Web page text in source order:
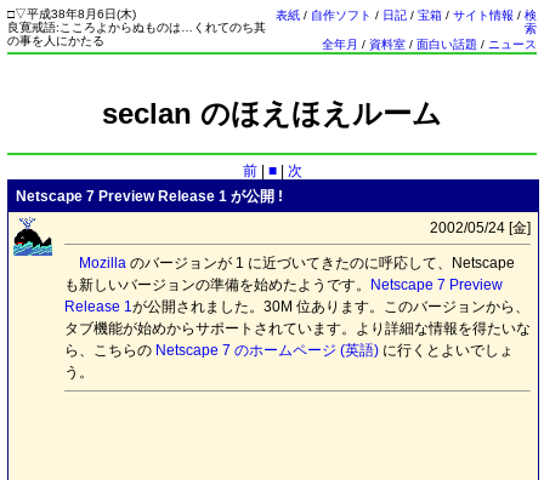
□▽平成38年8月6日(木)
良寛戒語:こころよからぬものは…くれてのち其
の事を人にかたる
表紙 / 自作ソフト / 日記 / 宝箱 / サイト情報 / 検
索
全年月 / 資料室 / 面白い話題 / ニュース
seclan のほえほえルーム
前| ■|
次
Netscape 7 Preview Release 1 が公開 !
2002/05/24 [金]
Mozilla のバージョンが 1 に近づいてきたのに呼応して、Netscape
も新しいバージョンの準備を始めたようです。
Netscape 7 Preview
Release 1が公開されました。30M 位あります。このバージョンから、
タブ機能が始めからサポートされています。より詳細な情報を得たいな
ら、こちらの Netscape 7 のホームページ (英語) に行くとよいでしょ
う。